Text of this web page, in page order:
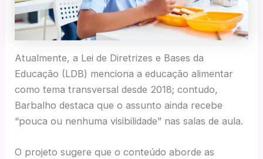
Atualmente, a Lei de Diretrizes e Bases da
Educação (LDB) menciona a educação alimentar
como tema transversal desde 2018; contudo,
Barbalho destaca que o assunto ainda recebe
“pouca ou nenhuma visibilidade” nas salas de aula.
O projeto sugere que o conteúdo aborde as